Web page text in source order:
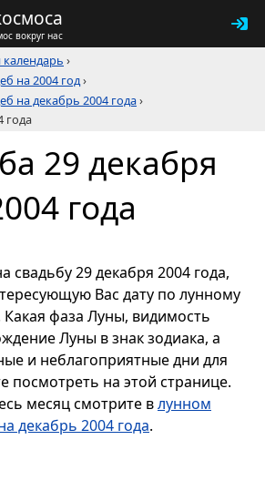
вокруг нас
›
на 2004 год›
на декабрь 2004 года›
года
29 декабря
года
свадьбу 29 декабря 2004 года,
Вас дату по лунному
фаза Луны, видимость
Луны в знак зодиака, а
и неблагоприятные дни для
посмотреть на этой странице.
месяц смотрите влунном
декабрь 2004 года.